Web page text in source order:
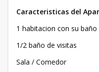
Caracteristicas del
1 habitacion con su baño
1/2 baño de visitas
Sala / Comedor